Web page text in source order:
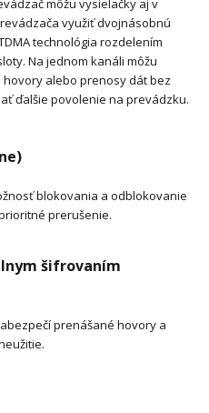
môžu vysielačky aj v
využiť dvojnásobnú
technológia rozdelením
Na jednom kanáli môžu
alebo prenosy dát bez
ďalšie povolenie na prevádzku.
blokovania a odblokovanie
prerušenie.
šifrovaním
prenášané hovory a